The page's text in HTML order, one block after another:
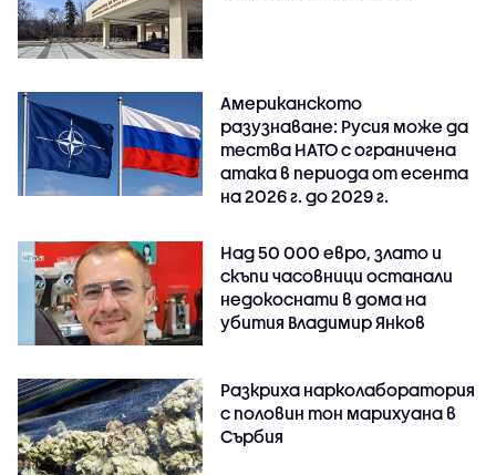
Американското
разузнаване: Русия може да
тества НАТО с ограничена
атака в периода от есента
на 2026 г. до 2029 г.
Над 50 000 евро, злато и
скъпи часовници останали
недокоснати в дома на
убития Владимир Янков
Разкриха нарколаборатория
с половин тон марихуана в
Сърбия